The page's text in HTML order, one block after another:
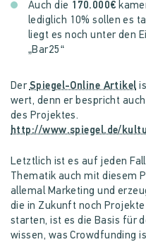
Auch die 170.000€
lediglich 10% sollen es
liegt es noch unter den
„Bar25“
DerSpiegel-Online Artikel
wert, denn er bespricht
des Projektes.
Letztlich ist es auf jeden
Thematik auch mit diesem
allemal Marketing und
die in Zukunft noch
starten, ist es die Basis für
wissen, was Crowdfunding